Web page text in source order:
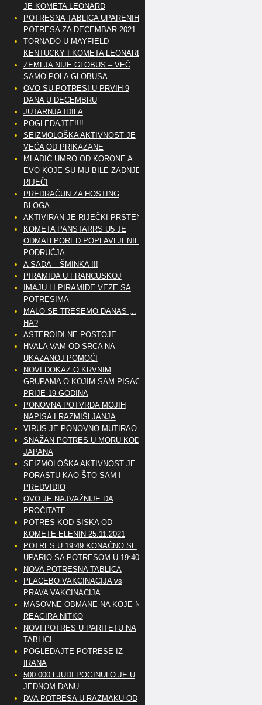
JE KOMETA LEONARD
POTRESNA TABLICA UPARENIH
POTRESA ZA DECEMBAR 2021
TORNADO U MAYFIELD
KENTUCKY I KOMETA LEONARD
ZEMLJA NIJE GLOBUS – VEĆ
SAMO POLA GLOBUSA
OVO SU POTRESI U PRVIH 9
DANA U DECEMBRU
JUTARNJA IDILA
POGLEDAJTE!!!!
SEIZMOLOŠKA AKTIVNOST JE
VEĆA OD PRIKAZANE
MLADIĆ UMRO OD KORONE A
EVO KOJE SU MU BILE ZADNJE
RIJEČI
PREDRAČUN ZA HOSTING
BLOGA
AKTIVIRAN JE RIJEČKI PRSTEN
KOMETA PANSTARRS U5 JE
ODMAH PORED POPLAVLJENIH
PODRUČJA
A SADA – ŠMINKA !!!
PIRAMIDA U FRANCUSKOJ
IMAJU LI PIRAMIDE VEZE SA
POTRESIMA
MALO SE TRESEMO DANAS ,..
HA?
ASTEROIDI NE POSTOJE
HVALA VAM OD SRCA NA
UKAZANOJ POMOĆI
NOVI DOKAZ O KRVNIM
GRUPAMA O KOJIM SAM PISAO
PRIJE 19 GODINA
PONOVNA POTVRDA MOJIH
NAPISA I RAZMIŠLJANJA
VIRUS JE PONOVNO MUTIRAO
SNAŽAN POTRES U MORU KOD
JAPANA
SEIZMOLOŠKA AKTIVNOST JE U
PORASTU KAO ŠTO SAM I
PREDVIDIO
OVO JE NAJVAŽNIJE DA
PROČITATE
POTRES KOD SISKA OD
KOMETE ELENIN 25.11.2021
POTRES U 19:49 KONAČNO SE
UPARIO SA POTRESOM U 19:40
NOVA POTRESNA TABLICA
PLACEBO VAKCINACIJA vs
PRAVA VAKCINACIJA
MASOVNE OBMANE NA KOJE NE
REAGIRA NITKO
NOVI POTRES U PARITETU NA
TABLICI
POGLEDAJTE POTRESE IZ
IRANA
500 000 LJUDI POGINULO JE U
JEDNOM DANU
DVA POTRESA U RAZMAKU OD